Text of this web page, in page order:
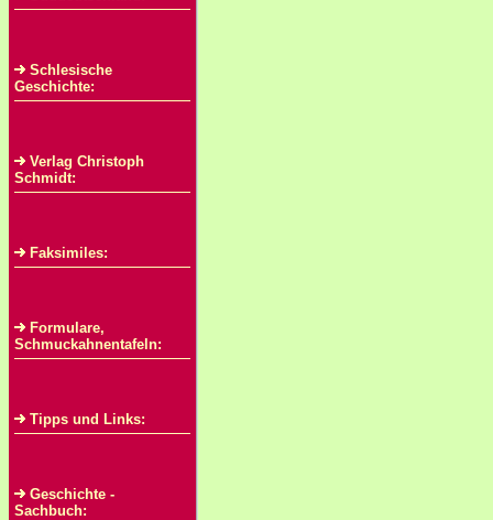
Schlesische
Geschichte:
Verlag Christoph
Schmidt:
Faksimiles:
Formulare,
Schmuckahnentafeln:
Tipps und Links:
Geschichte -
Sachbuch: